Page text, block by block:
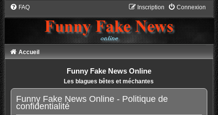
FAQ Connexion
Inscription
Accueil
Funny Fake News Online
Les blagues bêtes et méchantes
Funny Fake News Online - Politique de
confidentialité